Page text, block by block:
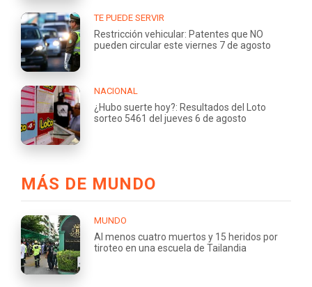
TE PUEDE SERVIR
Restricción vehicular: Patentes que NO
pueden circular este viernes 7 de agosto
NACIONAL
¿Hubo suerte hoy?: Resultados del Loto
sorteo 5461 del jueves 6 de agosto
MÁS DE MUNDO
MUNDO
Al menos cuatro muertos y 15 heridos por
tiroteo en una escuela de Tailandia